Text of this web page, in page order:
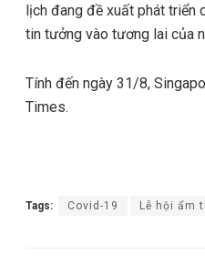
lịch đang đề xuất phát triển
tin tưởng vào tương lai của
Tính đến ngày 31/8,
Times.
Tags: Covid-19 Lễ hội ẩm